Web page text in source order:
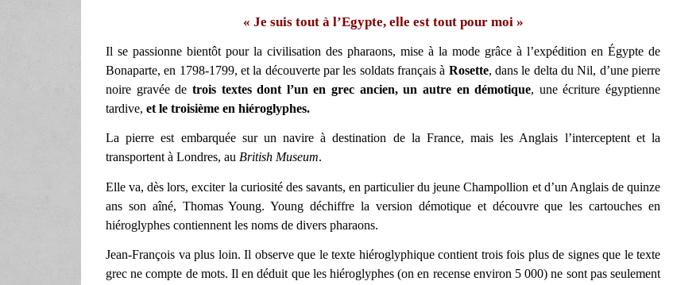
« Je suis tout à l’Egypte, elle est tout pour moi »
Il se passionne bientôt pour la civilisation des pharaons, mise à la mode grâce à l’expédition en Égypte de
Bonaparte, en 1798-1799, et la découverte par les soldats français à Rosette, dans le delta du Nil, d’une pierre
noire gravée de trois textes dont l’un en grec ancien, un autre en démotique, une écriture égyptienne
tardive, et le troisième en hiéroglyphes.
La pierre est embarquée sur un navire à destination de la France, mais les Anglais l’interceptent et la
transportent à Londres, au British Museum.
Elle va, dès lors, exciter la curiosité des savants, en particulier du jeune Champollion et d’un Anglais de quinze
ans son aîné, Thomas Young. Young déchiffre la version démotique et découvre que les cartouches en
hiéroglyphes contiennent les noms de divers pharaons.
Jean-François va plus loin. Il observe que le texte hiéroglyphique contient trois fois plus de signes que le texte
grec ne compte de mots. Il en déduit que les hiéroglyphes (on en recense environ 5 000) ne sont pas seulement